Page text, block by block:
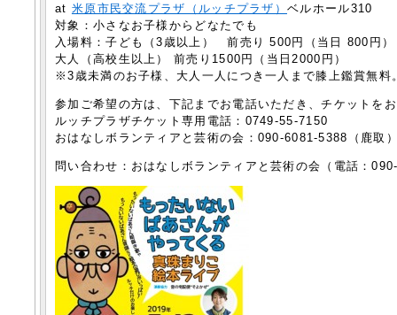
at 米原市民交流プラザ（ルッチプラザ）ベルホール310
対象：小さなお子様からどなたでも
入場料：子ども（3歳以上） 前売り 500円（当日 800円）
大人（高校生以上） 前売り1500円（当日2000円）
※3歳未満のお子様、大人一人につき一人まで膝上鑑賞無
参加ご希望の方は、下記までお電話いただき、チケットを
ルッチプラザチケット専用電話：0749-55-7150
おはなしボランティアと芸術の会：090-6081-5388（鹿取
問い合わせ：おはなしボランティアと芸術の会（電話：